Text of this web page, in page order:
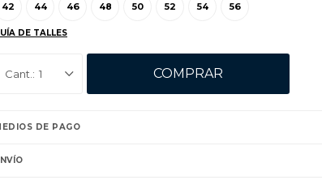
42 44 46 48 50 52 54 56
DE TALLES
1 COMPRAR
DE PAGO